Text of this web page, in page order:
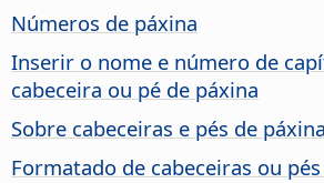
Números de páxina
Inserir o nome e número de
cabeceira ou pé de páxina
Sobre cabeceiras e pés de páxina
Formatado de cabeceiras ou